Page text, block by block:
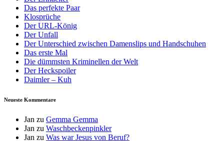
Das perfekte Paar
Klosprüche
Der URL-König
Der Unfall
Der Unterschied zwischen Damenslips und Handschuhen
Das erste Mal
Die dümmsten Kriminellen der Welt
Der Heckspoiler
Daimler – Kuh
Neueste Kommentare
Jan zu Gemma Gemma
Jan zu Waschbeckenpinkler
Jan zu Was war Jesus von Beruf?